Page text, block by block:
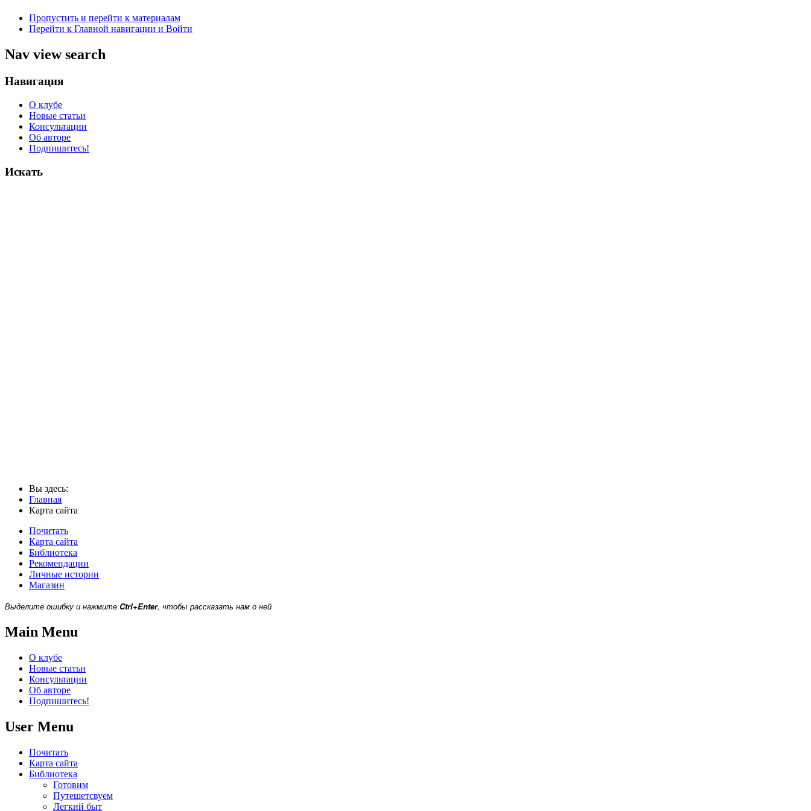
Пропустить и перейти к материалам
Перейти к Главной навигации и Войти
Nav view search
Навигация
О клубе
Новые статьи
Консультации
Об авторе
Подпишитесь!
Искать
Вы здесь:
Главная
Карта сайта
Почитать
Карта сайта
Библиотека
Рекомендации
Личные истории
Магазин
Выделите ошибку и нажмите Ctrl+Enter, чтобы рассказать нам о ней
Main Menu
О клубе
Новые статьи
Консультации
Об авторе
Подпишитесь!
User Menu
Почитать
Карта сайта
Библиотека
Готовим
Путешетсвуем
Легкий быт